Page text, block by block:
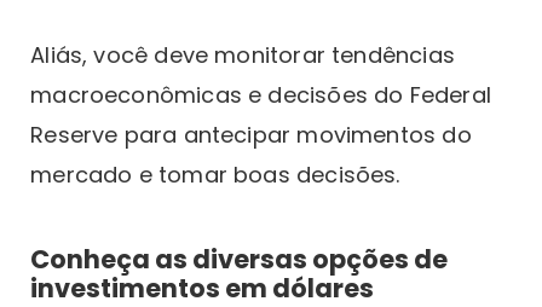
Aliás, você deve monitorar tendências
macroeconômicas e decisões do Federal
Reserve para antecipar movimentos do
mercado e tomar boas decisões.
Conheça as diversas opções de
investimentos em dólares